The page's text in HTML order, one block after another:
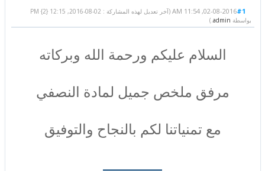
#1
02-08-2016, 11:54 AM
(آخر تعديل لهذه المشاركة : 02-08-2016, 12:15 PM {2}
بواسطةadmin
.)
السلام عليكم ورحمة الله وبركاته
مرفق ملخص جميل لمادة النصفي
مع تمنياتنا لكم بالنجاح والتوفيق